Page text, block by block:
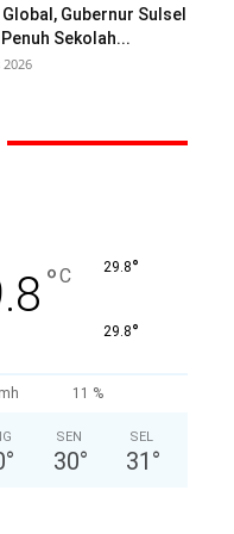
Gubernur Sulsel
Penuh Sekolah...
°C 29.8°
29.8°
11 %
°
SEN
30°
SEL
31 °